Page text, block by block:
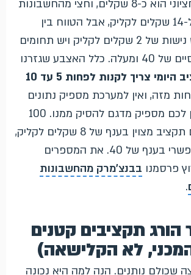
מחיר הקליק החציוני הוא כ-8 שקלים, וחצי מהחשבונות
משלמים בין 4 ל-14 שקלים לקליק, אבל הטווח בין
ענפים עצום: יש נישות של 2 שקלים לקליק ויש תחומים
משפטיים ופיננסיים של 40 ומעלה. כלל האצבע שגזרנו
התקציב היומי צריך לקנות לפחות 5 עד 10
מזה, ואין למערכת מספיק נתונים
ללמוד מהם ואין לכם מספיק מדגם להסיק ממנו. 100
שקלים ביום הם תקציב מצוין בענף של 8 שקלים לקליק,
ותקציב בלתי אפשרי בענף של 40. את המספרים
פרסמנו בבנצ'מרק מהחשבונות
.
הורג תקציבים קטנים
לא הקלישאה)
שכולם נותנים. הנה למה היא נכונה